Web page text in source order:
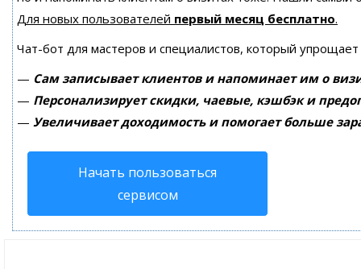
Для новых пользователей первый месяц бесплатно.
Чат-бот для мастеров и специалистов, который
— Сам записывает клиентов и напоминает им о
— Персонализирует скидки, чаевые, кэшбэк и
— Увеличивает доходимость и помогает больше
Начать пользоваться
сервисом